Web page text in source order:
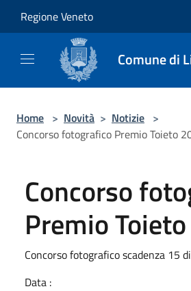
Regione Veneto
Comune di
Home > Novità > Notizie >
Concorso fotografico Premio Toieto
Concorso
Premio
Concorso fotografico scadenza 15
Data :